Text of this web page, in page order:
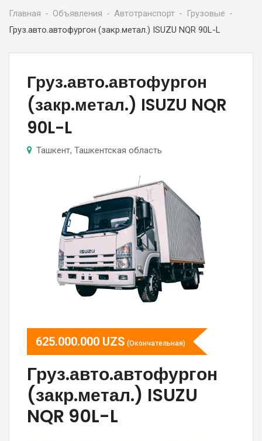
Главная Объявления Автотранспорт
Грузовые
Груз.авто.автофургон (закр.метал.) ISUZU NQR 90L-L
Груз.авто.автофургон
(закр.метал.) ISUZU NQR
90L-L
Ташкент, Ташкентская область
625.000.000 UZS (Окончательная)
Груз.авто.автофургон
(закр.метал.) ISUZU
NQR 90L-L